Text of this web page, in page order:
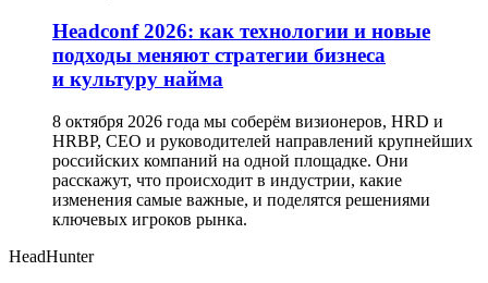
Headсonf 2026: как технологии и новые
подходы меняют стратегии бизнеса
и культуру найма
8 октября 2026 года мы соберём визионеров, HRD и
HRBP, СЕО и руководителей направлений крупнейших
российских компаний на одной площадке. Они
расскажут, что происходит в индустрии, какие
изменения самые важные, и поделятся решениями
ключевых игроков рынка.
HeadHunter